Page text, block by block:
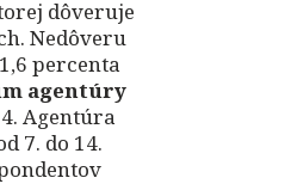
dôveruje
Nedôveru
percenta
agentúry
Agentúra
7. do 14.